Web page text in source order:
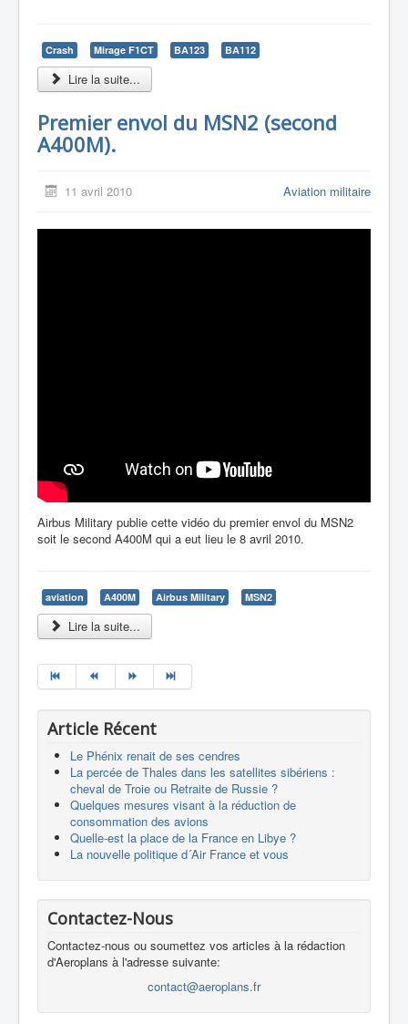
Crash Mirage F1CT BA123 BA112
Lire la suite...
Premier envol du MSN2 (second
A400M).
11 avril 2010 Aviation militaire
Airbus Military publie cette vidéo du premier envol du MSN2
soit le second A400M qui a eut lieu le 8 avril 2010.
aviation A400M Airbus Military MSN2
Lire la suite...
Article Récent
Le Phénix renait de ses cendres
La percée de Thales dans les satellites sibériens :
cheval de Troie ou Retraite de Russie ?
Quelques mesures visant à la réduction de
consommation des avions
Quelle-est la place de la France en Libye ?
La nouvelle politique d´Air France et vous
Contactez-Nous
Contactez-nous ou soumettez vos articles à la rédaction
d'Aeroplans à l'adresse suivante:
contact@aeroplans.fr